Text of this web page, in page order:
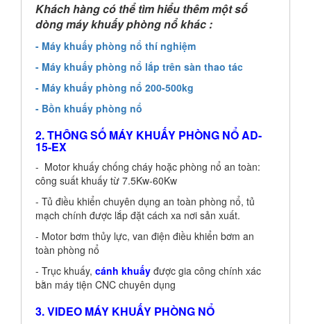
Khách hàng có thể tìm hiểu thêm một số
dòng máy khuấy phòng nổ khác :
- Máy khuấy phòng nổ thí nghiệm
- Máy khuấy phòng nổ lắp trên sàn thao tác
- Máy khuấy phòng nổ 200-500kg
- Bồn khuấy phòng nổ
2. THÔNG SỐ MÁY KHUẤY PHÒNG NỔAD-
15-EX
- Motor khuấy chống cháy hoặc phòng nổ an toàn:
công suất khuấy từ 7.5Kw-60Kw
- Tủ điều khiển chuyên dụng an toàn phòng nổ, tủ
mạch chính được lắp đặt cách xa nơi sản xuất.
- Motor bơm thủy lực, van điện điều khiển bơm an
toàn phòng nổ
- Trục khuấy, cánh khuấy được gia công chính xác
bằn máy tiện CNC chuyên dụng
3. VIDEO MÁY KHUẤY PHÒNG NỔ